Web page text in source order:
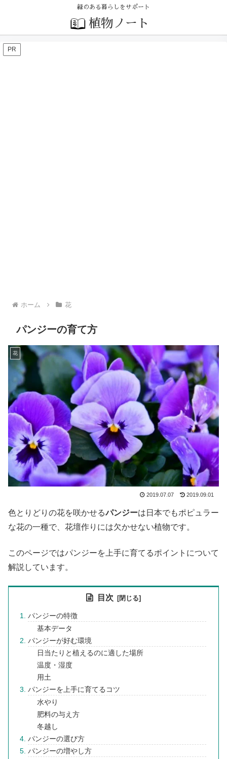
緑のある暮らしをサポート
植物ノート
PR
ホーム 花
パンジーの育て方
花
2019.07.07 2019.09.01
色とりどりの花を咲かせるパンジーは日本でもポピュラー
な花の一種で、花壇作りには欠かせない植物です。
このページではパンジーを上手に育てるポイントについて
解説しています。
目次
パンジーの特徴
基本データ
パンジーが好む環境
日当たりと植えるのに適した場所
温度・湿度
用土
パンジーを上手に育てるコツ
水やり
肥料の与え方
冬越し
パンジーの選び方
パンジーの増やし方